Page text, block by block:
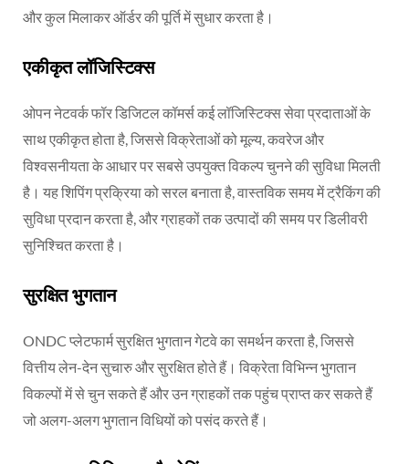
और कुल मिलाकर ऑर्डर की पूर्ति में सुधार करता है।
एकीकृत लॉजिस्टिक्स
ओपन नेटवर्क फॉर डिजिटल कॉमर्स कई लॉजिस्टिक्स सेवा प्रदाताओं के
साथ एकीकृत होता है, जिससे विक्रेताओं को मूल्य, कवरेज और
विश्वसनीयता के आधार पर सबसे उपयुक्त विकल्प चुनने की सुविधा मिलती
है। यह शिपिंग प्रक्रिया को सरल बनाता है, वास्तविक समय में ट्रैकिंग की
सुविधा प्रदान करता है, और ग्राहकों तक उत्पादों की समय पर डिलीवरी
सुनिश्चित करता है।
सुरक्षित भुगतान
ONDC प्लेटफार्म सुरक्षित भुगतान गेटवे का समर्थन करता है, जिससे
वित्तीय लेन-देन सुचारु और सुरक्षित होते हैं। विक्रेता विभिन्न भुगतान
विकल्पों में से चुन सकते हैं और उन ग्राहकों तक पहुंच प्राप्त कर सकते हैं
जो अलग-अलग भुगतान विधियों को पसंद करते हैं।